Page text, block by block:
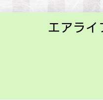
エアライ